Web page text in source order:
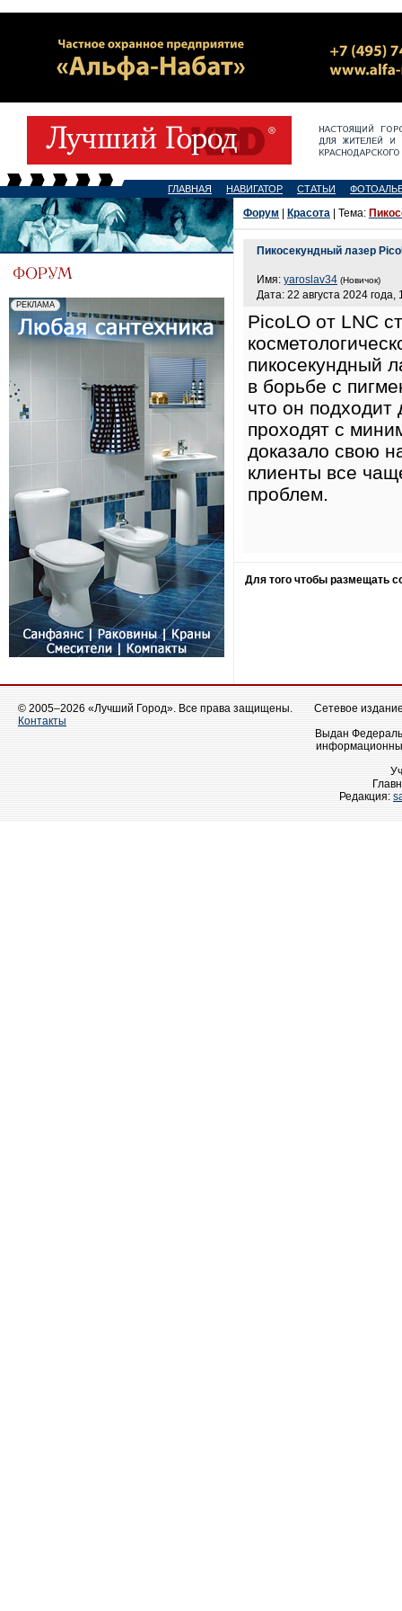
ГЛАВНАЯ НАВИГАТОР СТАТЬИ
Форум Красота | Тема:
Пикосекундный лазер
Имя: yaroslav34 (Новичок)
Дата: 22 августа 2024 года,
PicoLO от LNC
пикосекундный
в борьбе с
что он
проходят с
доказало свою
клиенты все
проблем.
Для того чтобы размещать
© 2005–2026 «Лучший Город». Все права защищены.
Контакты
Сетевое
Выдан
Редакция: